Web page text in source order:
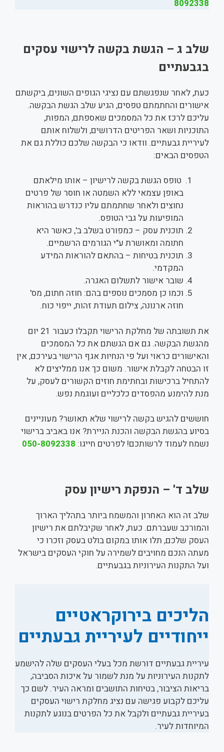
8092338
שלב ג – הגשת בקשה לרישוי עסקים
בגבעתיים
כעת, לאחר שנפגשתם עם נציגי הגופים השונים, ביקשתם
אישורים והחתמתם טפסים, הגיע שלב הגשת הבקשה.
עליכם לרכז את כל המסמכים שאספתם, המפות,
התוכניות ושאר הפריטים הדרושים, ולשלוח אותם
לעיריית גבעתיים. וודאו כי הבקשה שלכם כוללת גם את
הטפסים הבאים:
טופס הגשת בקשה לרישיון – אותו מילאתם
באופן עצמאי ללא השמטה או חוסר של פרטים
נחוצים ולאחר שחתמתם עליו כנדרש בהוראות
המופיעות על גבי הטופס.
תוכנית עסק – כמפורט בשלב ב', כאשר היא
חתומה ומאושרת ע"י הגורמים הרשמיים.
תוכנית בטיחות – בהתאם להוראות המידע
המקדמי.
שובר אישור לתשלום האגרה.
וכמו כן מסמכים נוספים בהם: חוזה חתום, מס'
חוזה ארנונה, צילום תעודת זהות, ייפוי כוח.
את תשובתה של מחלקת הרישוי תקבלו כעבור 21 יום
מהגשת הבקשה. גם אם הגשתם את כל המסמכים
והאישורים כראוי ועל פי הנחיות אגף הרישוי בעירכם, אין
זו הבטחה לקבלת אישור. משום כך אנו ממליצים לא
להתחיל ברכישות ובחתימת חוזים הקשורים לעסק, על
מנת להימנע מהפסדים כלכליים ועוגמת נפש.
חוששים להגיש בקשה לרישוי שלא תאושר? מעוניינים
בסיוע בהגשת הבקשה והכנת הניירת? אנו באביב ברישוי
נשמח לעמוד לרשותכם! לפרטים חייגו: 050-8092338
שלב ד' – הנפקת רישיון עסק
שלב זה הוא האחרון והמשמח ביותר בתהליך הארוך
והמורכב שעברתם. כעת, לאחר שקיבלתם את רישיון
העסק שלכם, תלו אותו במקום בולט בעסק וזכרו כי
מעתה הנכם מחויבים לשמירה על חוקי העסקים בישראל
ועל התקנות העירוניות בגבעתיים.
הליכים בירוקראטיים
ייחודיים לעיריית גבעתיים
עיריית גבעתיים דורשת מכל בעלי העסקים שלה להישמע
לתקנות העירוניות על מנת לשמור על איכות הסביבה,
בריאות הציבור, בטיחות התושבים ומראה העיר. לשם כך
עליכם לקבוע פגישה עם נציג מחלקת רישוי העסקים
בעיריית גבעתיים ולקבל את כל הפרטים בנוגע לתקנות
המיוחדות לעיר.